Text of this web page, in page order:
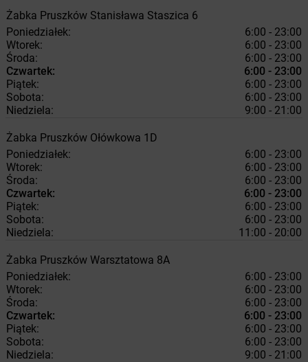
Żabka Pruszków Stanisława Staszica 6
Poniedziałek:
6:00 - 23:00
Wtorek:
6:00 - 23:00
Środa:
6:00 - 23:00
Czwartek:
6:00 - 23:00
Piątek:
6:00 - 23:00
Sobota:
6:00 - 23:00
Niedziela:
9:00 - 21:00
Żabka Pruszków Ołówkowa 1D
Poniedziałek:
6:00 - 23:00
Wtorek:
6:00 - 23:00
Środa:
6:00 - 23:00
Czwartek:
6:00 - 23:00
Piątek:
6:00 - 23:00
Sobota:
6:00 - 23:00
Niedziela:
11:00 - 20:00
Żabka Pruszków Warsztatowa 8A
Poniedziałek:
6:00 - 23:00
Wtorek:
6:00 - 23:00
Środa:
6:00 - 23:00
Czwartek:
6:00 - 23:00
Piątek:
6:00 - 23:00
Sobota:
6:00 - 23:00
Niedziela:
9:00 - 21:00